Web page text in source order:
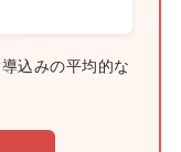
込みの平均的な